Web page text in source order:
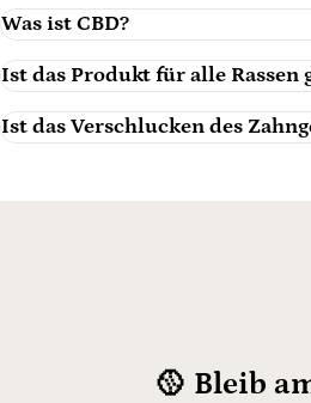
Was ist CBD?
Ist das Produkt für alle Rassen
Ist das Verschlucken des
🥎 Bleib